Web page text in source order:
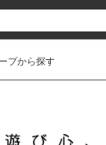
プから探す